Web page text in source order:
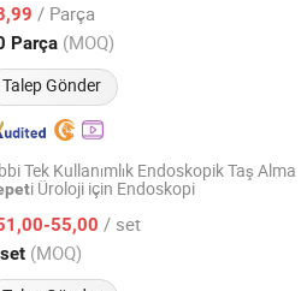
/ Parça
Parça (MOQ)
Talep Gönder
Fiyat 2020
Tek Kullanımlık Endoskopik Taş Alma
i Üroloji için Endoskopi
55,00 / set
(MOQ)
Sci & Tech Co., Ltd.
Fiyat 2025